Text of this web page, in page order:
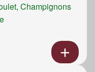
Champignons